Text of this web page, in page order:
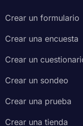
Crear un formulario
Crear una encuesta
Crear un
Crear un sondeo
Crear una prueba
Crear una tienda